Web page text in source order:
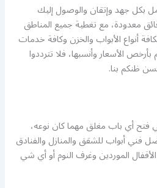
بكل جهد وإتقان والوصول إليك
معدودة، مع تغطية جميع المناطق
أنواع الأبواب والخزن وكافة خدمات
الأسعار وأنسبها، فلا تترددوا
ظنكم بنا.
فتح أي باب مغلق مهما كان نوعه،
أبواب للشقق والمنازل والفنادق
الموردين وغرف النوم أو أي شي